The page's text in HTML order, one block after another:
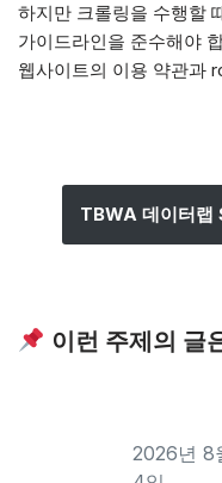
하지만 크롤링을 수행할
가이드라인을 준수해야
웹사이트의 이용 약관과
TBWA 데이터랩
이런 주제의 글
2026년 8